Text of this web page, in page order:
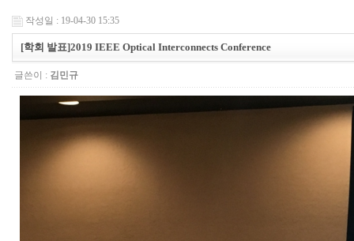
작성일 : 19-04-30 15:35
[학회 발표]2019 IEEE Optical Interconnects Conference
글쓴이 : 김민규